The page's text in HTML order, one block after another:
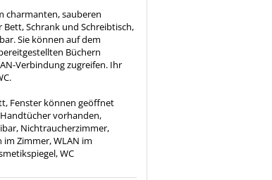
charmanten, sauberen
Schrank und Schreibtisch,
Sie können auf dem
Büchern
Verbindung zugreifen. Ihr
Fenster können geöffnet
vorhanden,
Nichtraucherzimmer,
im Zimmer, WLAN im
WC